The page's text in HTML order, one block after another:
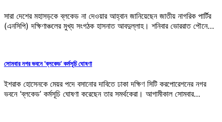
সারা দেশের মহাসড়কে ব্লকেড না দেওয়ার আহ্বান জানিয়েছেন জাতীয় নাগরিক পার্টির
(এনসিপি) দক্ষিণাঞ্চলের মুখ্য সংগঠক হাসনাত আবদুল্লাহ। শনিবার ভোররাত পৌনে…
সোমবার নগর ভবনে ‘ব্লকেড’ কর্মসূচি ঘোষণা
ইশরাক হোসেনকে মেয়র পদে বসানোর দাবিতে ঢাকা দক্ষিণ সিটি করপোরেশনের নগর
ভবনে ‘ব্লকেড’ কর্মসূচি ঘোষণা করেছেন তার সমর্থকেরা। আগামীকাল সোমবার…